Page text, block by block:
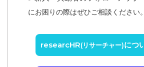
にお困りの際はぜひご相談ください。
researcHR(リサーチャー)につ